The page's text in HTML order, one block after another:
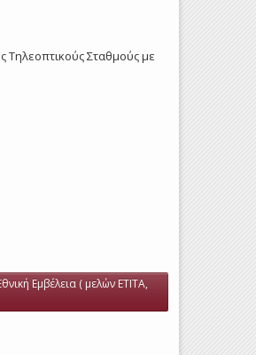
Τηλεοπτικούς Σταθμούς με
Εμβέλεια ( μελών ΕΤΙΤΑ,